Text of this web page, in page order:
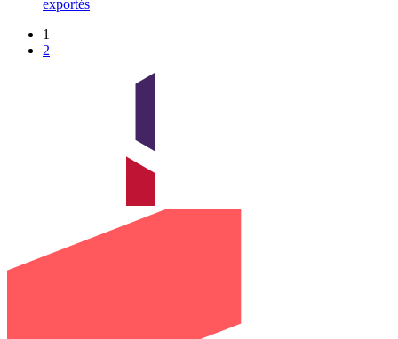
exportés
1
2